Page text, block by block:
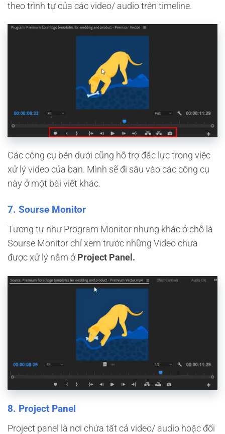
theo trình tự của các video/ audio trên timeline.
Các công cụ bên dưới cũng hỗ trợ đắc lực trong việc
xử lý video của bạn. Mình sẽ đi sâu vào các công cụ
này ở một bài viết khác.
7. Sourse Monitor
Tương tự như Program Monitor nhưng khác ở chỗ là
Sourse Monitor chỉ xem trước những Video chưa
được xử lý nằm ở Project Panel.
8. Project Panel
Project panel là nơi chứa tất cả video/ audio hoặc đối